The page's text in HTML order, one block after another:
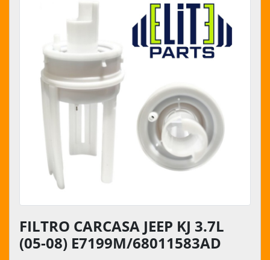
FILTRO CARCASA JEEP KJ 3.7L
(05-08) E7199M/68011583AD